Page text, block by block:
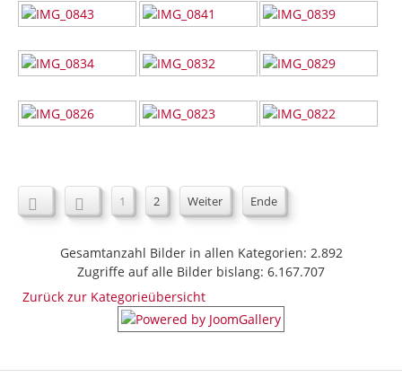
1 2 Weiter Ende
Gesamtanzahl Bilder in allen Kategorien: 2.892
Zugriffe auf alle Bilder bislang: 6.167.707
Zurück zur Kategorieübersicht